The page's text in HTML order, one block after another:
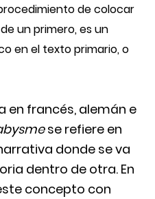
de colocar
un primero, es un
en el texto primario, o
en francés, alemán e
se refiere en
donde se va
dentro de otra. En
concepto con